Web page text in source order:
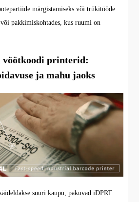
märgistamiseks või trükitööde
pakkimiskohtades, kus ruumi on
vöötkoodi printerid:
ja mahu jaoks
suuri kaupu, pakuvad iDPRT